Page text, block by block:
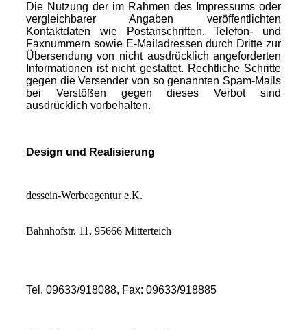
Die Nutzung der im Rahmen des Impressums oder
vergleichbarer Angaben veröffentlichten
Kontaktdaten wie Postanschriften, Telefon- und
Faxnummern sowie E-Mailadressen durch Dritte zur
Übersendung von nicht ausdrücklich angeforderten
Informationen ist nicht gestattet. Rechtliche Schritte
gegen die Versender von so genannten Spam-Mails
bei Verstößen gegen dieses Verbot sind
ausdrücklich vorbehalten.
Design und Realisierung
dessein-Werbeagentur e.K.
Bahnhofstr. 11, 95666 Mitterteich
Tel. 09633/918088, Fax: 09633/918885